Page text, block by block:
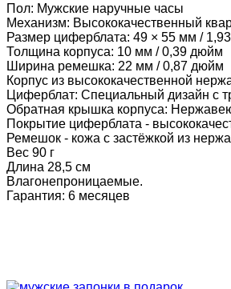
Пол: Мужские наручные часы
Механизм: Высококачественный
Размер циферблата: 49 × 55 мм /
Толщина корпуса: 10 мм / 0,39 дюйм
Ширина ремешка: 22 мм / 0,87 дюйм
Корпус из высококачественной
Циферблат: Специальный дизайн с
Обратная крышка корпуса:
Покрытие циферблата -
Ремешок - кожа с застёжкой из
Вес 90 г
Длина 28,5 см
Влагонепроницаемые.
Гарантия: 6 месяцев